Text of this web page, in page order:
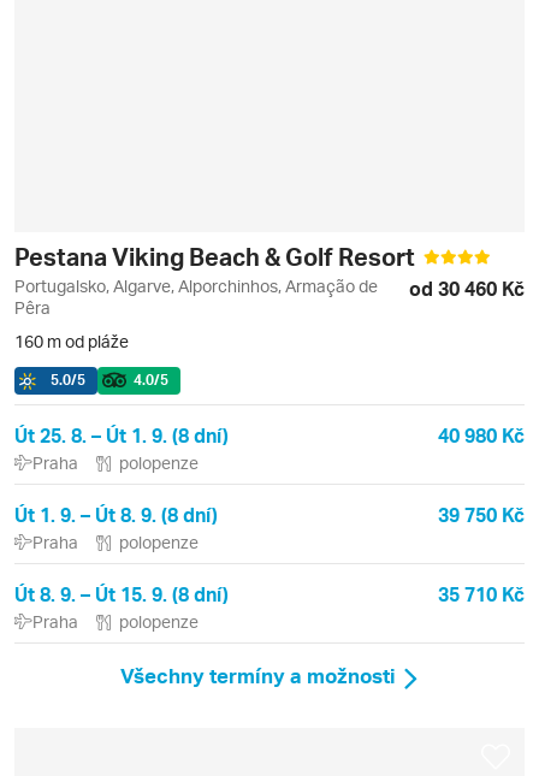
Pestana Viking Beach & Golf Resort
Portugalsko, Algarve, Alporchinhos, Armação de
Pêra
od 30 460 Kč
160 m od pláže
5.0/5 4.0/5
Út 25. 8. – Út 1. 9. (8 dní) 40 980 Kč
Praha polopenze
Út 1. 9. – Út 8. 9. (8 dní) 39 750 Kč
Praha polopenze
Út 8. 9. – Út 15. 9. (8 dní) 35 710 Kč
Praha polopenze
Všechny termíny a možnosti